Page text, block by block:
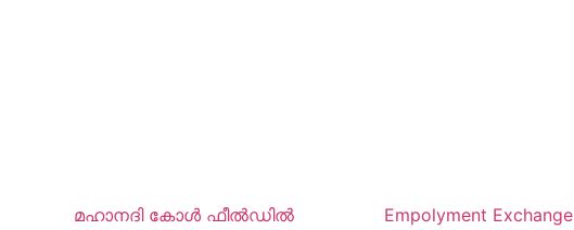
മഹാനദി കോൾ ഫീൽഡിൽ Empolyment Exchange